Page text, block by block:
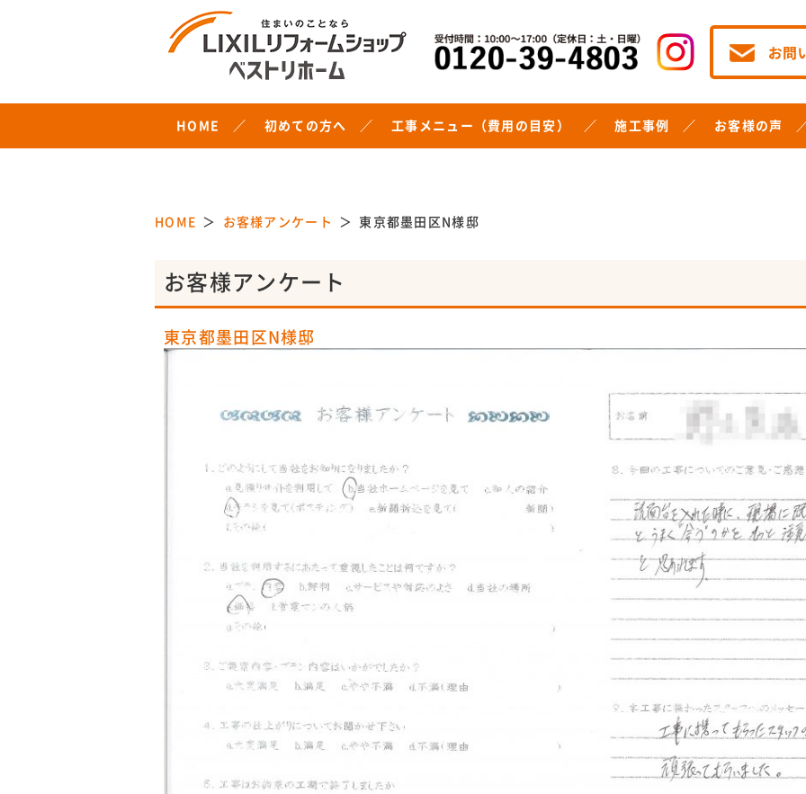
HOME 初めての方へ 工事メニュー（費用の目安） 施工事例 お客様の声
HOME お客様アンケート 東京都墨田区N様邸
お客様アンケート
東京都墨田区N様邸